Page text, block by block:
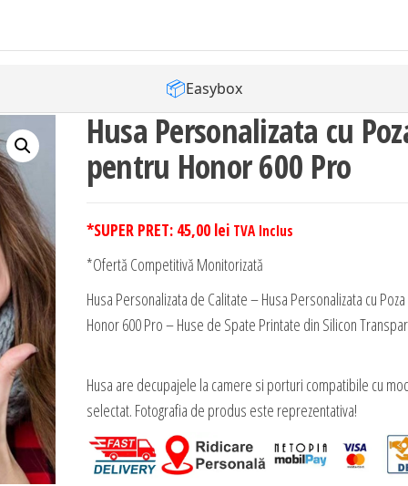
📦Easybox
Husa Personalizata cu
pentru Honor 600 Pro
*SUPER PRET: 45,00 lei TVA Inclus
*Ofertă Competitivă Monitorizată
Husa Personalizata de Calitate – Husa Personalizata cu
Honor 600 Pro – Huse de Spate Printate din Silicon
Husa are decupajele la camere si porturi compatibile cu
selectat. Fotografia de produs este reprezentativa!